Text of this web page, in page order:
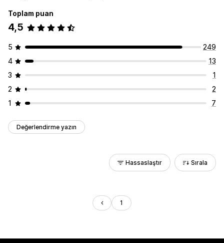
Toplam puan
4,5
5
249
4
13
3
1
2
2
1
7
Değerlendirme yazın
Hassaslaştır Sırala
1